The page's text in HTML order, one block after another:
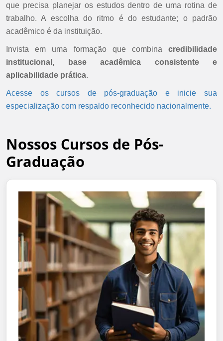
que precisa planejar os estudos dentro de uma rotina de
trabalho. A escolha do ritmo é do estudante; o padrão
acadêmico é da instituição.
Invista em uma formação que combina credibilidade
institucional, base acadêmica consistente e
aplicabilidade prática.
Acesse os cursos de pós-graduação e inicie sua
especialização com respaldo reconhecido nacionalmente.
Nossos Cursos de Pós-
Graduação